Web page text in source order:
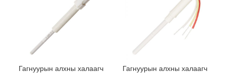
Гагнуурын алхны халаагч
Гагнуурын алхны халаагч